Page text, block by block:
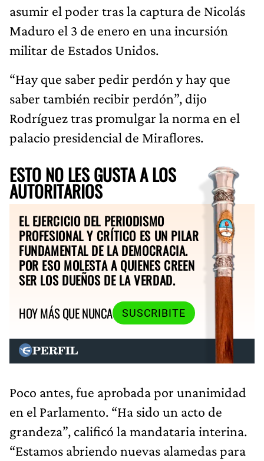
asumir el poder tras la captura de Nicolás
Maduro el 3 de enero en una incursión
militar de Estados Unidos.
“Hay que saber pedir perdón y hay que
saber también recibir perdón”, dijo
Rodríguez tras promulgar la norma en el
palacio presidencial de Miraflores.
ESTO NO LES GUSTA A LOS
AUTORITARIOS
EL EJERCICIO DEL PERIODISMO
PROFESIONAL Y CRÍTICO ES UN PILAR
FUNDAMENTAL DE LA DEMOCRACIA.
POR ESO MOLESTA A QUIENES CREEN
SER LOS DUEÑOS DE LA VERDAD.
HOY MÁS QUE NUNCA
SUSCRIBITE
Poco antes, fue aprobada por unanimidad
en el Parlamento. “Ha sido un acto de
grandeza”, calificó la mandataria interina.
“Estamos abriendo nuevas alamedas para